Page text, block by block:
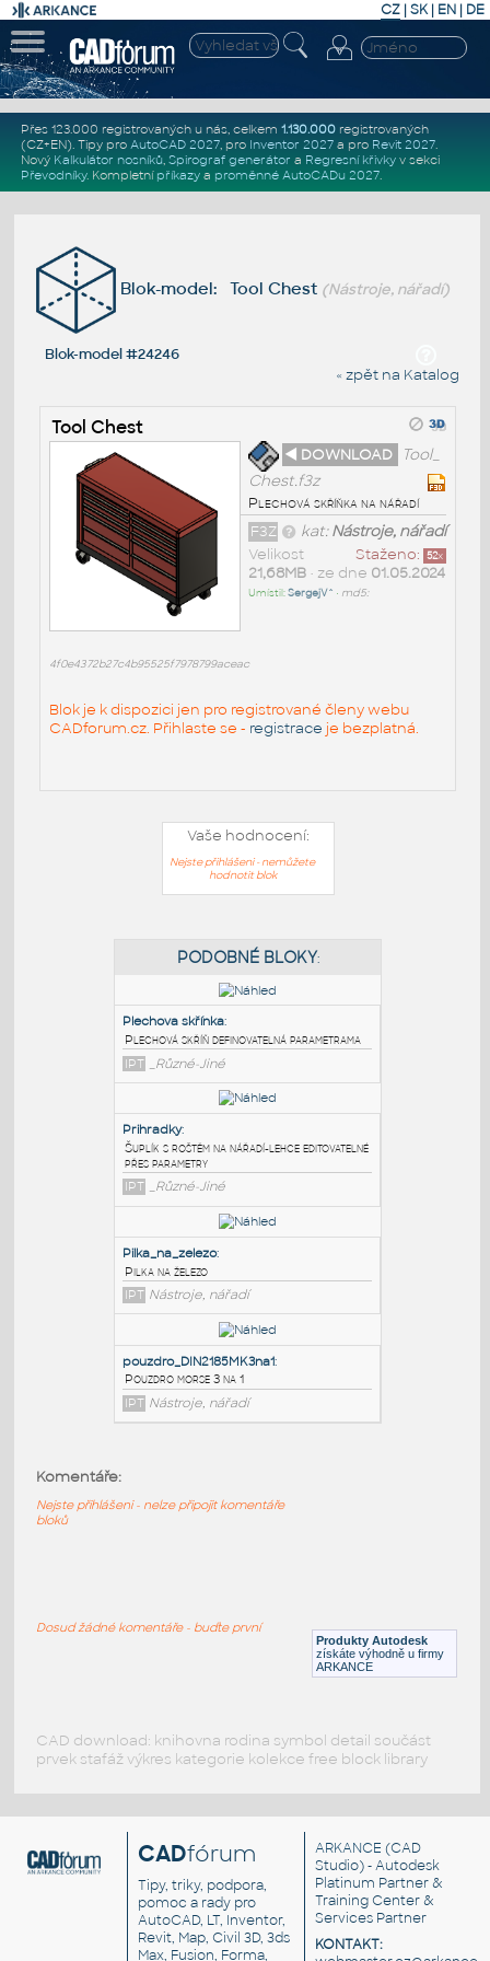
CZ | SK| EN | DE
Přes 123.000 registrovaných u nás, celkem 1.130.000registrovaných
(CZ+EN). Tipy pro AutoCAD 2027, pro Inventor 2027a pro Revit 2027.
Nový Kalkulátor nosníků, Spirograf generátor a Regresní křivkyv sekci
Převodníky. Kompletní příkazya proměnné AutoCADu 2027.
Blok-model: Tool Chest (Nástroje, nářadí)
Blok-model #24246
« zpět na Katalog
Tool Chest
◄ DOWNLOAD
Tool_
Chest.f3z
Plechová skříňka na nářadí
kat:Nástroje, nářadí
F3Z
Staženo: 52x
Velikost
21,68MB• ze dne 01.05.2024
Umístil:SergejV^ • md5:
4f0e4372b27c4b95525f7978799aceac
Blok je k dispozici jen pro registrované členy webu
CADforum.cz. Přihlaste se - registrace je bezplatná.
Vaše hodnocení:
Nejste přihlášeni - nemůžete
hodnotit blok
Plechová skříň definovatelná parametrama
IPT _Různé-Jiné
Šuplík s roštěm na nářadí-lehce editovatelné
přes parametry
IPT _Různé-Jiné
Pilka na železo
Pouzdro morse 3 na 1
Produkty Autodesk
získáte výhodně u firmy
ARKANCE
Komentáře:
Nejste přihlášeni - nelze připojit komentáře
bloků
Dosud žádné komentáře - buďte první
CAD download: knihovna rodina symbol detail součást
prvek stafáž výkres kategorie kolekce free block library
CADfórum
Tipy, triky, podpora,
pomoc a rady pro
AutoCAD, LT, Inventor,
Revit, Map, Civil 3D, 3ds
Max, Fusion, Forma,
ARKANCE (CAD
Studio) - Autodesk
Platinum Partner &
Training Center &
Services Partner
KONTAKT: